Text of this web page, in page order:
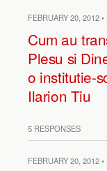
FEBRUARY 20, 2012 •
Cum au
Plesu si
o institutie-
Ilarion Tiu
5 RESPONSES
FEBRUARY 20, 2012 •